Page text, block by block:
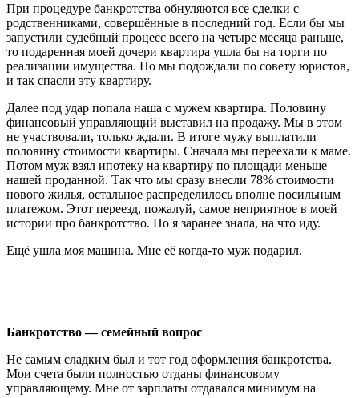
При процедуре банкротства обнуляются все сделки с
родственниками, совершённые в последний год. Если бы мы
запустили судебный процесс всего на четыре месяца раньше,
то подаренная моей дочери квартира ушла бы на торги по
реализации имущества. Но мы подождали по совету юристов,
и так спасли эту квартиру.
Далее под удар попала наша с мужем квартира. Половину
финансовый управляющий выставил на продажу. Мы в этом
не участвовали, только ждали. В итоге мужу выплатили
половину стоимости квартиры. Сначала мы переехали к маме.
Потом муж взял ипотеку на квартиру по площади меньше
нашей проданной. Так что мы сразу внесли 78% стоимости
нового жилья, остальное распределилось вполне посильным
платежом. Этот переезд, пожалуй, самое неприятное в моей
истории про банкротство. Но я заранее знала, на что иду.
Ещё ушла моя машина. Мне её когда-то муж подарил.
Банкротство — семейный вопрос
Не самым сладким был и тот год оформления банкротства.
Мои счета были полностью отданы финансовому
управляющему. Мне от зарплаты отдавался минимум на